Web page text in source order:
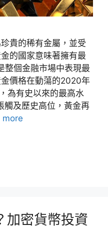
貴的稀有金屬，並受
的國家意味著擁有最
整個金融市場中表現最
價格在動蕩的2020年
為有史以來的最高水
觸及歷史高位，黃金再
more
加密貨幣投資